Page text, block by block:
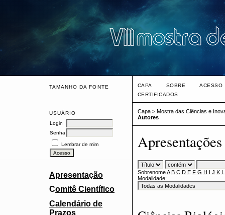
TAMANHO DA FONTE
USUÁRIO
Login
Senha
Lembrar de mim
Apresentação
Comitê Científico
Calendário de
Prazos
CAPA SOBRE
ACESSO
CERTIFICADOS
Capa> Mostra das Ciências e
Autores
SobrenomeA B C D E F G H I J K L
Modalidade: